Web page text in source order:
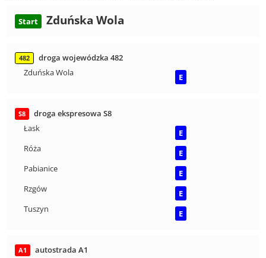
Start Zduńska Wola
482
droga wojewódzka 482
Zduńska Wola
E
S8
droga ekspresowa S8
Łask
E
Róża
E
Pabianice
E
Rzgów
E
Tuszyn
E
A1
autostrada A1